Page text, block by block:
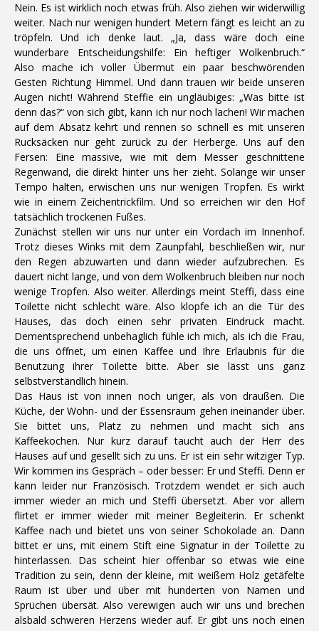
Nein. Es ist wirklich noch etwas früh. Also ziehen wir widerwillig
weiter. Nach nur wenigen hundert Metern fängt es leicht an zu
tröpfeln. Und ich denke laut. „Ja, dass wäre doch eine
wunderbare Entscheidungshilfe: Ein heftiger Wolkenbruch.“
Also mache ich voller Übermut ein paar beschwörenden
Gesten Richtung Himmel. Und dann trauen wir beide unseren
Augen nicht! Während Steffie ein ungläubiges: „Was bitte ist
denn das?“ von sich gibt, kann ich nur noch lachen! Wir machen
auf dem Absatz kehrt und rennen so schnell es mit unseren
Rucksäcken nur geht zurück zu der Herberge. Uns auf den
Fersen: Eine massive, wie mit dem Messer geschnittene
Regenwand, die direkt hinter uns her zieht. Solange wir unser
Tempo halten, erwischen uns nur wenigen Tropfen. Es wirkt
wie in einem Zeichentrickfilm. Und so erreichen wir den Hof
tatsächlich trockenen Fußes.
Zunächst stellen wir uns nur unter ein Vordach im Innenhof.
Trotz dieses Winks mit dem Zaunpfahl, beschließen wir, nur
den Regen abzuwarten und dann wieder aufzubrechen. Es
dauert nicht lange, und von dem Wolkenbruch bleiben nur noch
wenige Tropfen. Also weiter. Allerdings meint Steffi, dass eine
Toilette nicht schlecht wäre. Also klopfe ich an die Tür des
Hauses, das doch einen sehr privaten Eindruck macht.
Dementsprechend unbehaglich fühle ich mich, als ich die Frau,
die uns öffnet, um einen Kaffee und Ihre Erlaubnis für die
Benutzung ihrer Toilette bitte. Aber sie lässt uns ganz
selbstverständlich hinein.
Das Haus ist von innen noch uriger, als von draußen. Die
Küche, der Wohn- und der Essensraum gehen ineinander über.
Sie bittet uns, Platz zu nehmen und macht sich ans
Kaffeekochen. Nur kurz darauf taucht auch der Herr des
Hauses auf und gesellt sich zu uns. Er ist ein sehr witziger Typ.
Wir kommen ins Gespräch – oder besser: Er und Steffi. Denn er
kann leider nur Französisch. Trotzdem wendet er sich auch
immer wieder an mich und Steffi übersetzt. Aber vor allem
flirtet er immer wieder mit meiner Begleiterin. Er schenkt
Kaffee nach und bietet uns von seiner Schokolade an. Dann
bittet er uns, mit einem Stift eine Signatur in der Toilette zu
hinterlassen. Das scheint hier offenbar so etwas wie eine
Tradition zu sein, denn der kleine, mit weißem Holz getäfelte
Raum ist über und über mit hunderten von Namen und
Sprüchen übersät. Also verewigen auch wir uns und brechen
alsbald schweren Herzens wieder auf. Er gibt uns noch einen